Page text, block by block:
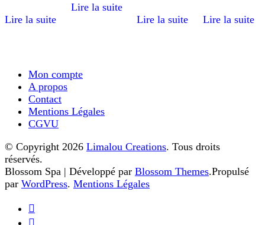
Lire la suite
Lire la suite
Lire la suite Lire la suite
Mon compte
A propos
Contact
Mentions Légales
CGVU
© Copyright 2026 Limalou Creations. Tous droits
réservés.
Blossom Spa | Développé par Blossom Themes.Propulsé
par WordPress. Mentions Légales